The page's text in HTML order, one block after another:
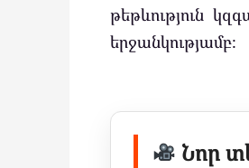
թեթևություն
երջանկությամբ։
Նոր